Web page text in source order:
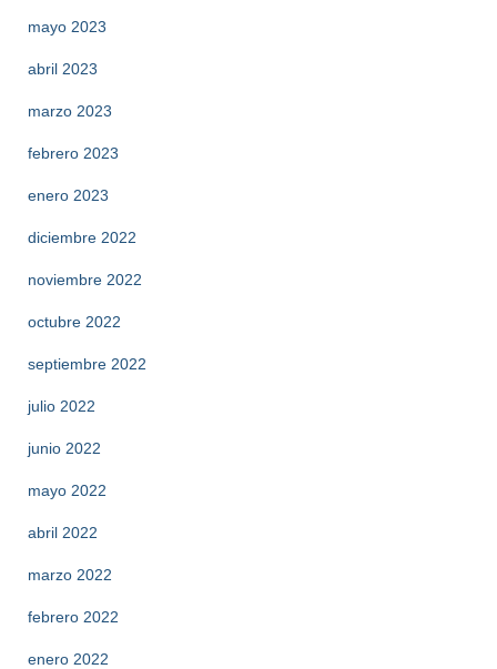
mayo 2023
abril 2023
marzo 2023
febrero 2023
enero 2023
diciembre 2022
noviembre 2022
octubre 2022
septiembre 2022
julio 2022
junio 2022
mayo 2022
abril 2022
marzo 2022
febrero 2022
enero 2022